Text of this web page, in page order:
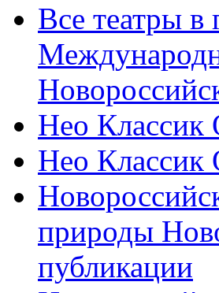
Все театры
Нео Классик
Нео Классик
природы
публикации